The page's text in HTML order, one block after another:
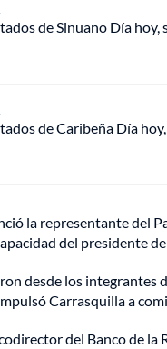
de Sinuano Día
de Caribeña Día
la representante del
del presidente de
desde los
Carrasquilla a
del Banco de la